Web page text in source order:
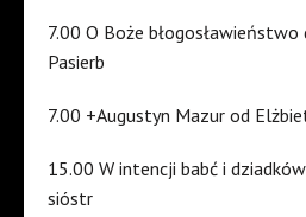
7.00 O Boże
Pasierb
7.00 +Augustyn Mazur od
15.00 W intencji babć i
sióstr